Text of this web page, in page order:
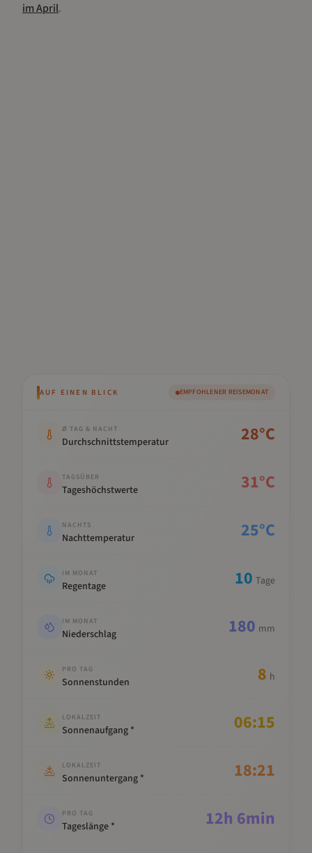
imApril.
AUF EINEN BLICK EMPFOHLENER REISEMONAT
Ø TAG & NACHT
Durchschnittstemperatur 28°C
TAGSÜBER
Tageshöchstwerte 31°C
NACHTS
Nachttemperatur 25°C
IM MONAT
Regentage 10 Tage
IM MONAT
Niederschlag 180 mm
PRO TAG
Sonnenstunden 8 h
LOKALZEIT
Sonnenaufgang * 06:15
LOKALZEIT
Sonnenuntergang * 18:21
PRO TAG
Tageslänge * 12h 6min